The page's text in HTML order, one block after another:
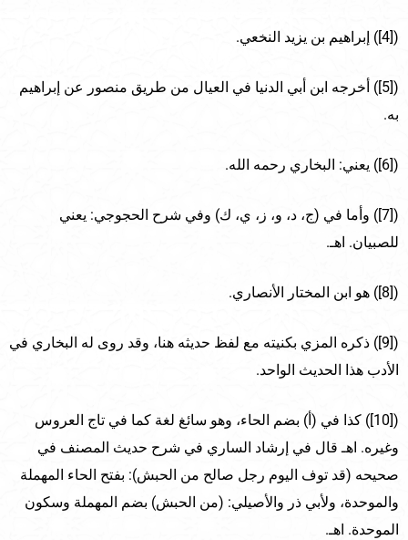
([4]) إبراهيم بن يزيد النخعي.
([5]) أخرجه ابن أبي الدنيا في العيال من طريق منصور عن إبراهيم
به.
([6]) يعني: البخاري رحمه الله.
([7]) وأما في (ج، د، و، ز، ي، ك) وفي شرح الحجوجي: يعني
للصبيان. اهـ.
([8]) هو ابن المختار الأنصاري.
([9]) ذكره المزي بكنيته مع لفظ حديثه هنا، وقد روى له البخاري في
الأدب هذا الحديث الواحد.
([10]) كذا في (أ) بضم الحاء، وهو سائغ لغة كما في تاج العروس
وغيره. اهـ قال في إرشاد الساري في شرح حديث المصنف في
صحيحه (قد توف اليوم رجل صالح من الحبش): بفتح الحاء المهملة
والموحدة، ولأبي ذر والأصيلي: (من الحبش) بضم المهملة وسكون
الموحدة. اهـ.